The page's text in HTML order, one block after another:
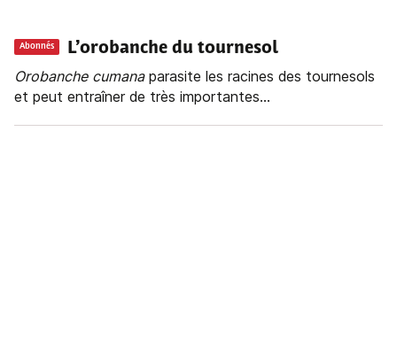
Abonnés
L’orobanche du tournesol
Orobanche cumanaparasite les racines des tournesols
et peut entraîner de très importantes...